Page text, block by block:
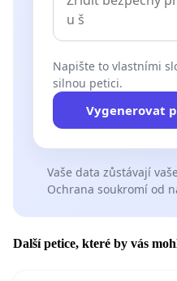
Napište to vlastními
silnou petici.
Vygenerovat
Vaše data zůstávají
Ochrana soukromí od
Další petice, které by vás